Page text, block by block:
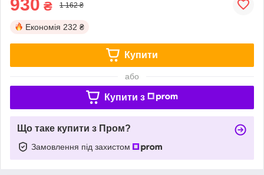
930 ₴ 1 162 ₴
Економія 232 ₴
Купити
або
Купити з
Що таке купити з Пром?
Замовлення під захистом